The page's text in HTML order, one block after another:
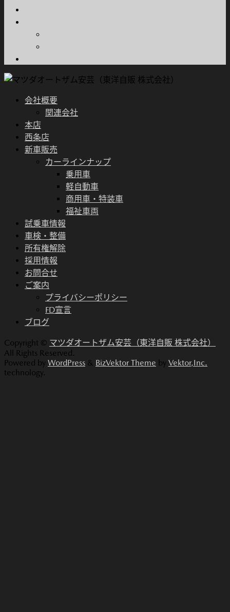
会社概要
関連会社
本店
西条店
新車販売
カーラインナップ
乗用車
軽自動車
商用車・特装車
福祉車両
試乗車情報
車検・整備
所有権解除
採用情報
お問合せ
ご案内
プライバシーポリシー
FD宣言
ブログ
Copyright © マツダオートザム安芸（東洋自販 株式会社）
All Rights Reserved.
Powered by WordPress & BizVektor Theme by Vektor,Inc.
technology.